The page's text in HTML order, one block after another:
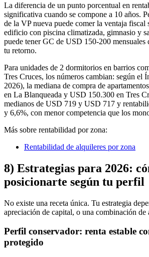
La diferencia de un punto porcentual en
significativa cuando se compone a 10 años.
de la VP nueva puede comer la ventaja fiscal
edificio con piscina climatizada, gimnasio y
puede tener GC de USD 150-200 mensuales
tu retorno.
Para unidades de 2 dormitorios en barrios
Tres Cruces, los números cambian: según
2026), la mediana de compra de
en La Blanqueada y USD 150.300 en Tres
medianos de USD 719 y USD 717 y
y 6,6%, con menor competencia que los
Más sobre rentabilidad por zona:
Rentabilidad de alquileres por zona
8) Estrategias para 2026:
posicionarte según tu perfil
No existe una receta única. Tu estrategia
apreciación de capital, o una combinación de
Perfil conservador: renta estable
protegido